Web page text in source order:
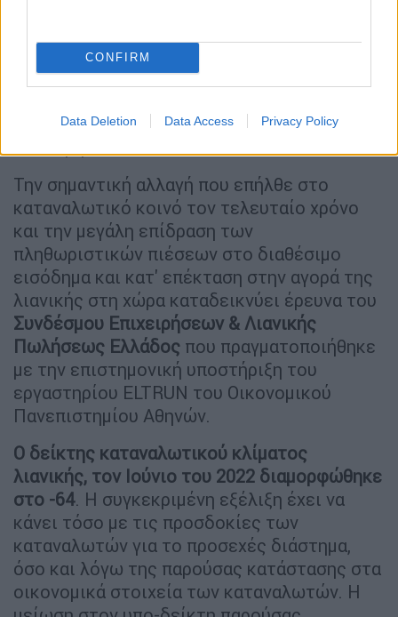
CONFIRM
Data Deletion Data Access Privacy Policy
μειωθεί, έχει όμως μειωθεί ο όγκος σε
βάρος και σε ποσότητα. Επίσης έχει μειωθεί
κερδοφορίας των λιανεμπορικών
Την σημαντική αλλαγή που επήλθε στο
καταναλωτικό κοινό τον τελευταίο χρόνο
και την μεγάλη επίδραση των
πληθωριστικών πιέσεων στο διαθέσιμο
εισόδημα και κατ' επέκταση στην αγορά της
λιανικής στη χώρα καταδεικνύει έρευνα του
Συνδέσμου Επιχειρήσεων & Λιανικής
Πωλήσεως Ελλάδος που πραγματοποιήθηκε
με την επιστημονική υποστήριξη του
εργαστηρίου ELTRUN του Οικονομικού
Πανεπιστημίου Αθηνών.
Ο δείκτης καταναλωτικού κλίματος
λιανικής, τον Ιούνιο του 2022 διαμορφώθηκε
στο -64. Η συγκεκριμένη εξέλιξη έχει να
κάνει τόσο με τις προσδοκίες των
καταναλωτών για το προσεχές διάστημα,
όσο και λόγω της παρούσας κατάστασης στα
οικονομικά στοιχεία των καταναλωτών. Η